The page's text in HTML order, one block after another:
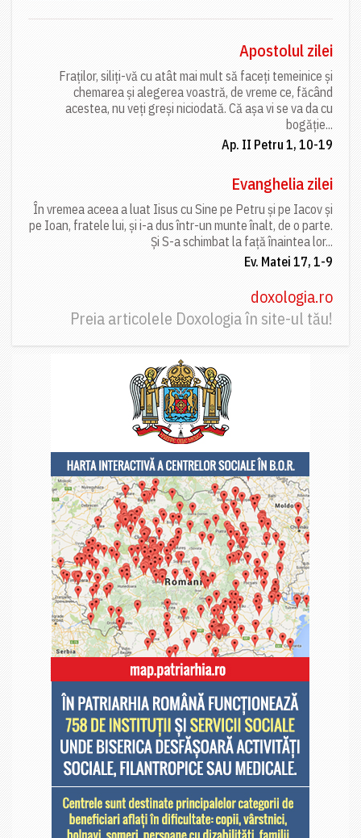
Apostolul zilei
Fraților, siliți-vă cu atât mai mult să faceți temeinice și
chemarea și alegerea voastră, de vreme ce, făcând
acestea, nu veți greși niciodată. Că așa vi se va da cu
bogăție...
Ap. II Petru 1, 10-19
Evanghelia zilei
În vremea aceea a luat Iisus cu Sine pe Petru și pe Iacov și
pe Ioan, fratele lui, și i-a dus într-un munte înalt, de o parte.
Și S-a schimbat la față înaintea lor...
Ev. Matei 17, 1-9
doxologia.ro
Preia articolele Doxologia în site-ul tău!